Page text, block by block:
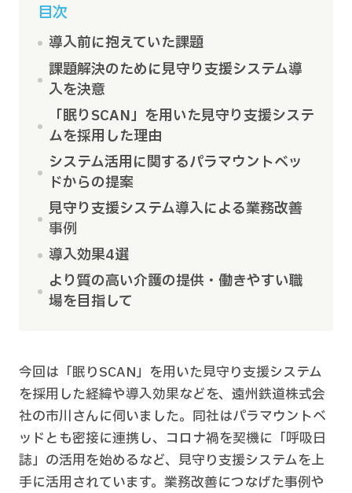
目次
導入前に抱えていた課題
課題解決のために見守り支援システム導
入を決意
「眠りSCAN」を用いた見守り支援システ
ムを採用した理由
システム活用に関するパラマウントベッ
ドからの提案
見守り支援システム導入による業務改善
事例
導入効果4選
より質の高い介護の提供・働きやすい職
場を目指して
今回は「眠りSCAN」を用いた見守り支援システム
を採用した経緯や導入効果などを、遠州鉄道株式会
社の市川さんに伺いました。同社はパラマウントベ
ッドとも密接に連携し、コロナ禍を契機に「呼吸日
誌」の活用を始めるなど、見守り支援システムを上
手に活用されています。業務改善につなげた事例や